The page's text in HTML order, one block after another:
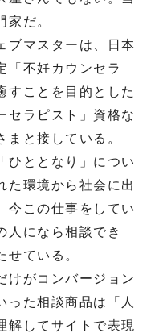
家だ。
マスターは、日本
「不妊カウンセラ
すことを目的とした
セラピスト」資格な
まと接している。
ととなり」につい
た環境から社会に出
今この仕事をしてい
人になら相談でき
せている。
がコンバージョン
った相談商品は「人
解してサイトで表現